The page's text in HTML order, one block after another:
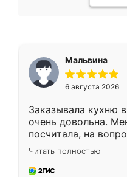
Мальвина
6 августа 2026
Заказывала кухню
очень довольна.
посчитала, на
Замерщик приехал
делу со всей
за день, ребята
Читать полностью